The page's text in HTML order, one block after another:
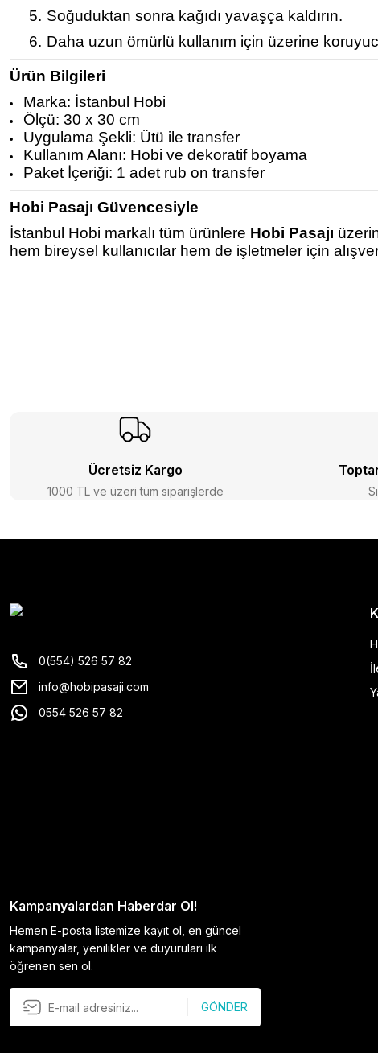
5. Soğuduktan sonra kağıdı yavaşça kaldırın.
6. Daha uzun ömürlü kullanım için üzerine
Ürün Bilgileri
Marka: İstanbul Hobi
Ölçü: 30 x 30 cm
Uygulama Şekli: Ütü ile transfer
Kullanım Alanı: Hobi ve dekoratif boyama
Paket İçeriği: 1 adet rub on transfer
Hobi Pasajı Güvencesiyle
İstanbul Hobi markalı tüm ürünlere Hobi Pasajı
hem bireysel kullanıcılar hem de işletmeler için
Ücretsiz Kargo
1000 TL ve üzeri tüm siparişlerde
0(554) 526 57 82
info@hobipasaji.com
0554 526 57 82
Kampanyalardan Haberdar Ol!
Hemen E-posta listemize kayıt ol, en güncel
kampanyalar, yenilikler ve duyuruları ilk
öğrenen sen ol.
GÖNDER